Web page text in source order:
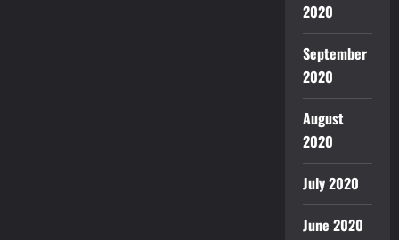
2020
September
2020
August
2020
July 2020
June 2020